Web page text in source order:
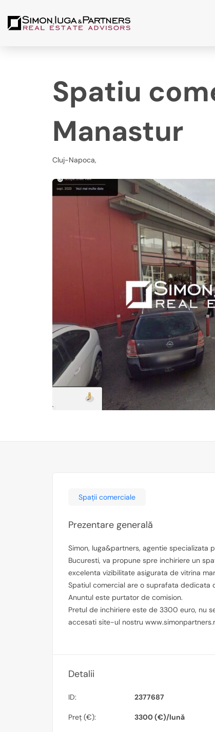
Spatiu
Manastur
Cluj-Napoca,
Spații comerciale
Prezentare generală
Simon, Iuga&partners, agentie
Bucuresti, va propune spre inchiriere un
excelenta vizibilitate asigurata de vitrina
Spatiul comercial are o suprafata dedicata
Anuntul este purtator de comision.
Pretul de inchiriere este de 3300 euro, nu
accesati site-ul nostru
Detalii
ID: 2377687
Preț (€): 3300 (€)/lună